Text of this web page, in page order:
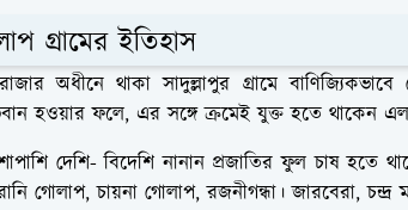
গ্রামের ইতিহাস
অধীনে থাকা সাদুল্লাপুর গ্রামে
হওয়ার ফলে, এর সঙ্গে ক্রমেই যুক্ত হতে থাকেন
দেশি- বিদেশি নানান প্রজাতির ফুল চাষ হতে
গোলাপ, চায়না গোলাপ, রজনীগন্ধা। জারবেরা, চন্দ্র